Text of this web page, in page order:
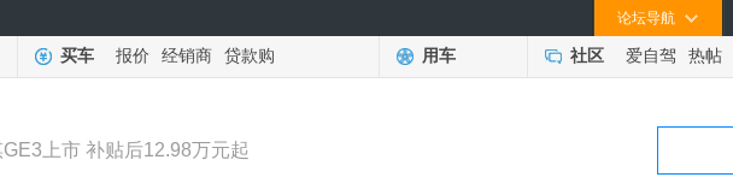
论坛导航
买车 报价 经销商 贷款购 用车 社区 爱自驾 热帖
上市 补贴后12.98万元起